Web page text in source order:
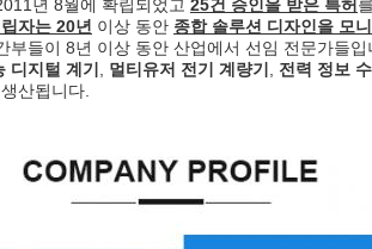
년 8월에 확립되었고 25건 승인을 받은 특허
자는 20년 이상 동안 종합 솔루션 디자인을 모
부들이 8년 이상 동안 산업에서 선임 전문가들입
디지털 계기 멀티유저 전기 계량기
전력 정보
산됩니다.